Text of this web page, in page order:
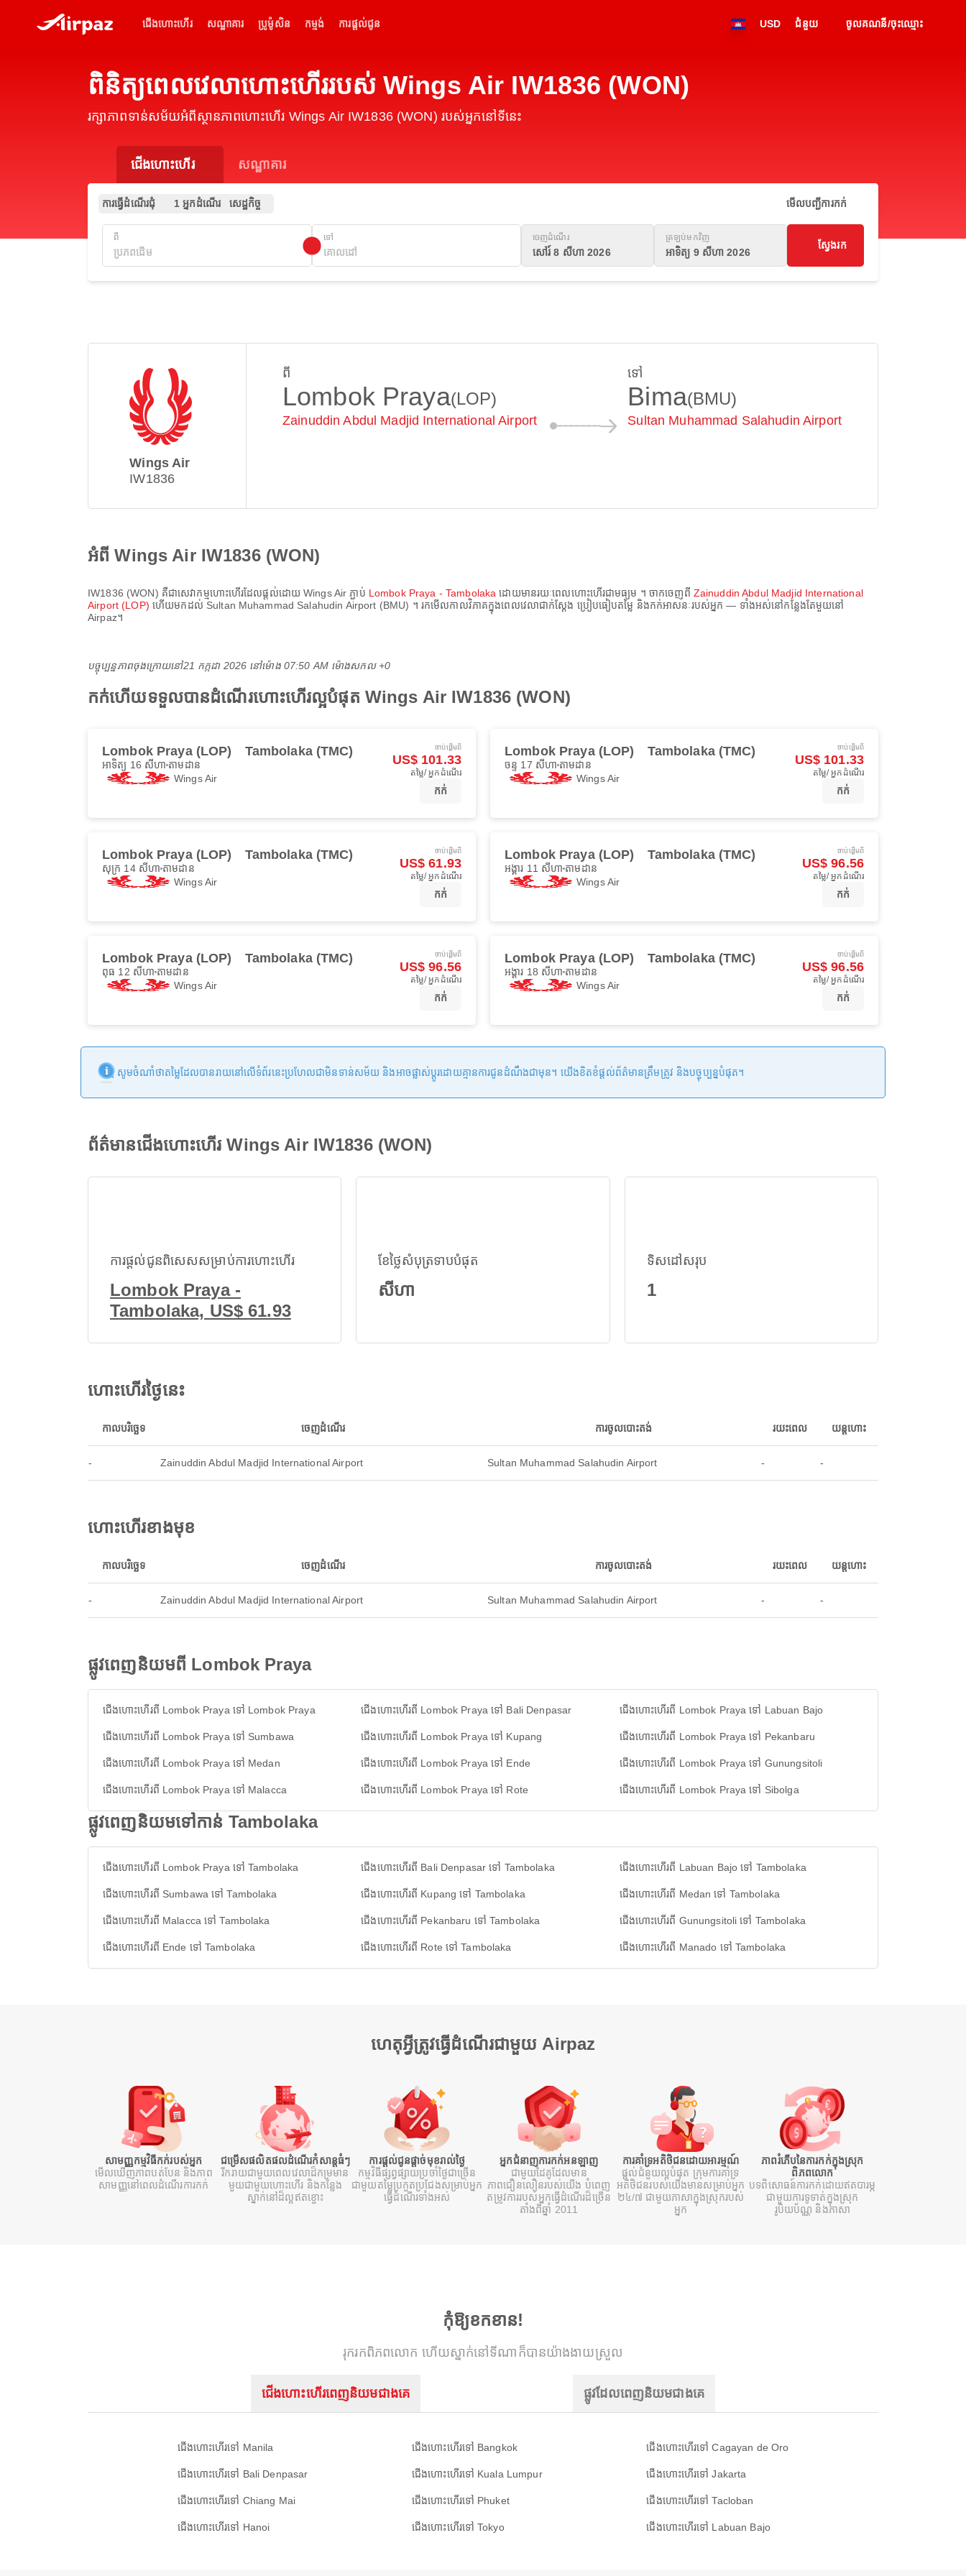
ជើងហោះហើរ សណ្ឋាគារ ប្រូម៉ូសិន កម្មង់ ការផ្តល់ជូន USD ជំនួយ ចូលគណនី/ចុះឈ្មោះ
ពិនិត្យពេលវេលាហោះហើររបស់ Wings Air IW1836 (WON)
រក្សាភាពទាន់សម័យអំពីស្ថានភាពហោះហើរ Wings Air IW1836 (WON) របស់អ្នកនៅទីនេះ
ជើងហោះហើរ សណ្ឋាគារ
ការធ្វើដំណើរជុំ 1 អ្នកដំណើរ សេដ្ឋកិច្ច មើលបញ្ជីការកក់
ពី ទៅ ចេញដំណើរ
សៅរ៍ 8 សីហា 2026
ត្រឡប់មកវិញ
អាទិត្យ 9 សីហា 2026
ស្វែងរក
Wings Air
IW1836
ពី
Lombok Praya(LOP)
Zainuddin Abdul Madjid International Airport
ទៅ
Bima(BMU)
Sultan Muhammad Salahudin Airport
អំពី Wings Air IW1836 (WON)
IW1836 (WON) គឺជាសេវាកម្មហោះហើរដែលផ្តល់ដោយWings Air ភ្ជាប់ Lombok Praya - Tambolaka ដោយមានរយៈពេលហោះហើរជាមធ្យម ។ ចាកចេញពី Zainuddin Abdul Madjid International
Airport (LOP) ហើយមកដល់ Sultan Muhammad Salahudin Airport (BMU) ។ រកមើលកាលវិភាគក្នុងពេលវេលាជាក់ស្តែង ប្រៀបធៀបតម្លៃ និងកក់អាសនៈរបស់អ្នក — ទាំងអស់នៅកន្លែងតែមួយនៅ
Airpaz។
បច្ចុប្បន្នភាពចុងក្រោយនៅ21 កក្កដា 2026 នៅ​ម៉ោង 07:50 AM ម៉ោង​សកល +0
កក់ហើយទទួលបានដំណើរហោះហើរល្អបំផុត Wings Air IW1836 (WON)
Lombok Praya (LOP) Tambolaka (TMC)
អាទិត្យ 16 សីហា តាមដាន
Wings Air
ចាប់ផ្ដើមពី
US$ 101.33
តម្លៃ/ អ្នកដំណើរ
កក់
Lombok Praya (LOP) Tambolaka (TMC)
ចន្ទ 17 សីហា តាមដាន
Wings Air
ចាប់ផ្ដើមពី
US$ 101.33
តម្លៃ/ អ្នកដំណើរ
កក់
Lombok Praya (LOP) Tambolaka (TMC)
សុក្រ 14 សីហា តាមដាន
Wings Air
ចាប់ផ្ដើមពី
US$ 61.93
តម្លៃ/ អ្នកដំណើរ
កក់
Lombok Praya (LOP) Tambolaka (TMC)
អង្គារ 11 សីហា តាមដាន
Wings Air
ចាប់ផ្ដើមពី
US$ 96.56
តម្លៃ/ អ្នកដំណើរ
កក់
Lombok Praya (LOP) Tambolaka (TMC)
ពុធ 12 សីហា តាមដាន
Wings Air
ចាប់ផ្ដើមពី
US$ 96.56
តម្លៃ/ អ្នកដំណើរ
កក់
Lombok Praya (LOP) Tambolaka (TMC)
អង្គារ 18 សីហា តាមដាន
Wings Air
ចាប់ផ្ដើមពី
US$ 96.56
តម្លៃ/ អ្នកដំណើរ
កក់
សូមចំណាំថាតម្លៃដែលបានរាយនៅលើទំព័រនេះប្រហែលជាមិនទាន់សម័យ និងអាចផ្លាស់ប្តូរដោយគ្មានការជូនដំណឹងជាមុន។ យើងខិតខំផ្តល់ព័ត៌មានត្រឹមត្រូវ និងបច្ចុប្បន្នបំផុត។
ព័ត៌មានជើងហោះហើរ Wings Air IW1836 (WON)
ការផ្តល់ជូនពិសេសសម្រាប់ការហោះហើរ
Lombok Praya -
Tambolaka, US$ 61.93
ខែថ្លៃសំបុត្រទាបបំផុត
សីហា
ទិសដៅសរុប
1
ហោះហើរថ្ងៃនេះ
កាលបរិច្ឆេទ ចេញដំណើរ ការចូលបោះតង់ រយះពេល យន្តហោះ
- Zainuddin Abdul Madjid International Airport Sultan Muhammad Salahudin Airport - -
ហោះហើរខាងមុខ
កាលបរិច្ឆេទ ចេញដំណើរ ការចូលបោះតង់ រយះពេល យន្តហោះ
- Zainuddin Abdul Madjid International Airport Sultan Muhammad Salahudin Airport - -
ផ្លូវពេញនិយមពី Lombok Praya
ជើងហោះហើរពី Lombok Praya ទៅ Lombok Praya ជើងហោះហើរពី Lombok Praya ទៅ Bali Denpasar ជើងហោះហើរពី Lombok Praya ទៅ Labuan Bajo
ជើងហោះហើរពី Lombok Praya ទៅ Sumbawa ជើងហោះហើរពី Lombok Praya ទៅ Kupang ជើងហោះហើរពី Lombok Praya ទៅ Pekanbaru
ជើងហោះហើរពី Lombok Praya ទៅ Medan ជើងហោះហើរពី Lombok Praya ទៅ Ende ជើងហោះហើរពី Lombok Praya ទៅ Gunungsitoli
ជើងហោះហើរពី Lombok Praya ទៅ Malacca ជើងហោះហើរពី Lombok Praya ទៅ Rote ជើងហោះហើរពី Lombok Praya ទៅ Sibolga
ផ្លូវពេញនិយមទៅកាន់ Tambolaka
ជើងហោះហើរពី Lombok Praya ទៅ Tambolaka ជើងហោះហើរពី Bali Denpasar ទៅ Tambolaka ជើងហោះហើរពី Labuan Bajo ទៅ Tambolaka
ជើងហោះហើរពី Sumbawa ទៅ Tambolaka ជើងហោះហើរពី Kupang ទៅ Tambolaka ជើងហោះហើរពី Medan ទៅ Tambolaka
ជើងហោះហើរពី Malacca ទៅ Tambolaka ជើងហោះហើរពី Pekanbaru ទៅ Tambolaka ជើងហោះហើរពី Gunungsitoli ទៅ Tambolaka
ជើងហោះហើរពី Ende ទៅ Tambolaka ជើងហោះហើរពី Rote ទៅ Tambolaka ជើងហោះហើរពី Manado ទៅ Tambolaka
ហេតុអ្វីត្រូវធ្វើដំណើរជាមួយ Airpaz
សាមញ្ញកម្មវិធីកក់របស់អ្នក
មើលឃើញភាពបត់បែន និងភាព
សាមញ្ញនៅពេលដំណើរការកក់
ជម្រើសផលិតផលដំណើរកំសាន្តធំៗ
រីករាយជាមួយពេលវេលាដ៏កម្រមាន
មួយជាមួយហោះហើរ និងកន្លែង
ស្នាក់នៅដ៏ល្អឥតខ្ចោះ
ការផ្តល់ជូនផ្តាច់មុខរាល់ថ្ងៃ
កម្មវិធីផ្សព្វផ្សាយប្រចាំថ្ងៃជាច្រើន
ជាមួយតម្លៃប្រកួតប្រជែងសម្រាប់អ្នក
ធ្វើដំណើរទាំងអស់
អ្នកជំនាញការកក់អនឡាញ
ជាមួយដៃគូដែលមាន
ភាពជឿនលឿនរបស់យើង បំពេញ
តម្រូវការរបស់អ្នកធ្វើដំណើរដ៏ច្រើន
តាំងពីឆ្នាំ 2011
ការគាំទ្រអតិថិជនដោយអារម្មណ៍
ផ្តល់ជំនួយល្អបំផុត ក្រុមការគាំទ្រ
អតិថិជនរបស់យើងមានសម្រាប់អ្នក
២៤/៧ ជាមួយភាសាក្នុងស្រុករបស់
អ្នក
ភាពរំភើបនៃការកក់ក្នុងស្រុក
ពិភពលោក
បទពិសោធន៍ការកក់ដោយឥតបារម្ភ
ជាមួយការទូទាត់ក្នុងស្រុក
រូបិយប័ណ្ណ និងភាសា
កុំឱ្យខកខាន!
រុករកពិភពលោក ហើយស្នាក់នៅទីណាក៏បានយ៉ាងងាយស្រួល
ជើងហោះហើរពេញនិយមជាងគេ ផ្លូវដែលពេញនិយមជាងគេ
ជើងហោះហើរទៅ Manila ជើងហោះហើរទៅ Bangkok ជើងហោះហើរទៅ Cagayan de Oro
ជើងហោះហើរទៅ Bali Denpasar ជើងហោះហើរទៅ Kuala Lumpur ជើងហោះហើរទៅ Jakarta
ជើងហោះហើរទៅ Chiang Mai ជើងហោះហើរទៅ Phuket ជើងហោះហើរទៅ Tacloban
ជើងហោះហើរទៅ Hanoi ជើងហោះហើរទៅ Tokyo ជើងហោះហើរទៅ Labuan Bajo